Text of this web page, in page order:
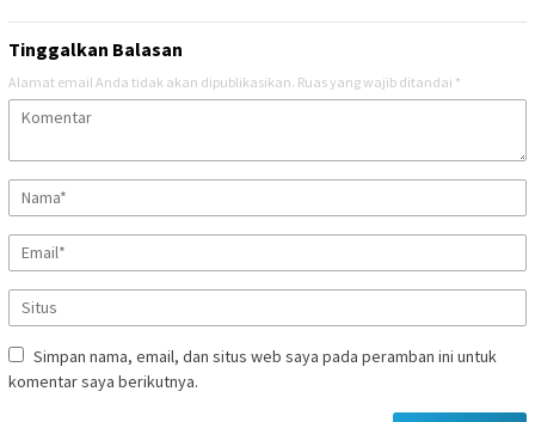
Tinggalkan Balasan
Alamat email Anda tidak akan dipublikasikan. Ruas yang wajib ditandai *
Simpan nama, email, dan situs web saya pada peramban ini untuk
komentar saya berikutnya.